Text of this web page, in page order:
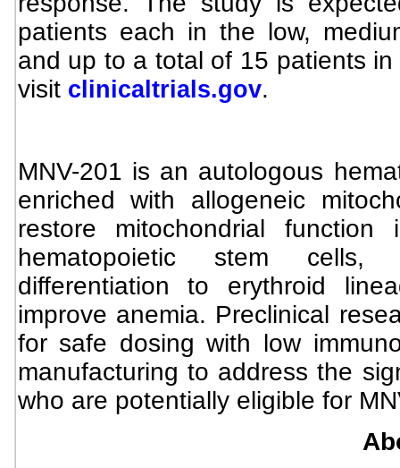
patients each in the low,
and up to a total of 15 patients
visit clinicaltrials.gov.
MNV-201 is an autologous
enriched with allogeneic
restore mitochondrial
hematopoietic stem cells,
differentiation to erythroid
improve anemia. Preclinical
for safe dosing with low
manufacturing to address the
who are potentially eligible for